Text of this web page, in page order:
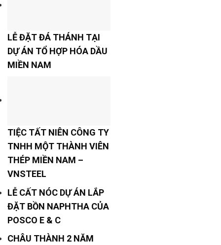
LỄ ĐẶT ĐÁ THÁNH TẠI
DỰ ÁN TỔ HỢP HÓA DẦU
MIỀN NAM
TIỆC TẤT NIÊN CÔNG TY
TNHH MỘT THÀNH VIÊN
THÉP MIỀN NAM –
VNSTEEL
LỄ CẤT NÓC DỰ ÁN LẮP
ĐẶT BỒN NAPHTHA CỦA
POSCO E & C
CHÂU THÀNH 2 NĂM